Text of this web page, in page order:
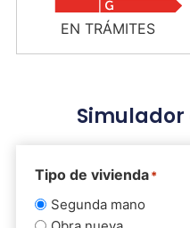
EN TRÁMITES
Tipo de vivienda *
Segunda mano